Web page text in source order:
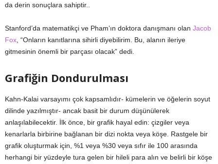
da derin sonuçlara sahiptir..
Stanford’da matematikçi ve Pham’ın doktora danışmanı olan Jacob
Fox , “Onların kanıtlarına sihirli diyebilirim. Bu, alanın ileriye
gitmesinin önemli bir parçası olacak” dedi.
Grafiğin Dondurulması
Kahn-Kalai varsayımı çok kapsamlıdır- kümelerin ve öğelerin soyut
dilinde yazılmıştır- ancak basit bir durum düşünülerek
anlaşılabilecektir. İlk önce, bir grafik hayal edin: çizgiler veya
kenarlarla birbirine bağlanan bir dizi nokta veya köşe. Rastgele bir
grafik oluşturmak için, %1 veya %30 veya sıfır ile 100 arasında
herhangi bir yüzdeyle tura gelen bir hileli para alın ve belirli bir köşe